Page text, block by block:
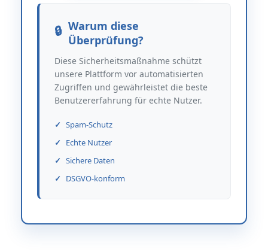
Warum diese
Überprüfung?
Diese Sicherheitsmaßnahme schützt
unsere Plattform vor automatisierten
Zugriffen und gewährleistet die beste
Benutzererfahrung für echte Nutzer.
Spam-Schutz
Echte Nutzer
Sichere Daten
DSGVO-konform